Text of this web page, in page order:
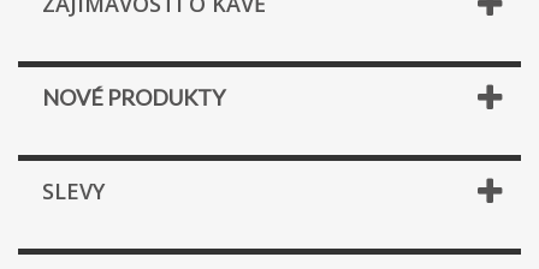
NOVÉ PRODUKTY
SLEVY